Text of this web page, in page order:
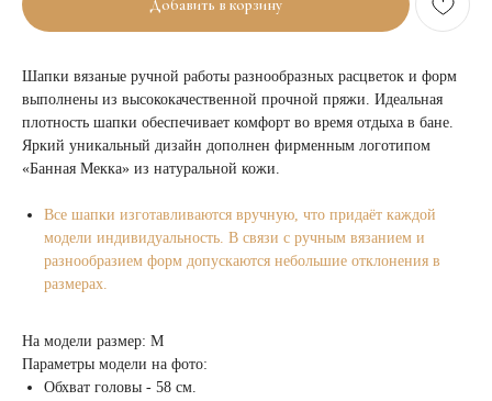
Добавить в корзину
Шапки вязаные ручной работы разнообразных расцветок и форм
выполнены из высококачественной прочной пряжи. Идеальная
плотность шапки обеспечивает комфорт во время отдыха в бане.
Яркий уникальный дизайн дополнен фирменным логотипом
«Банная Мекка» из натуральной кожи.
Все шапки изготавливаются вручную, что придаёт каждой
модели индивидуальность. В связи с ручным вязанием и
разнообразием форм допускаются небольшие отклонения в
размерах.
На модели размер: M
Параметры модели на фото:
Обхват головы - 58 см.